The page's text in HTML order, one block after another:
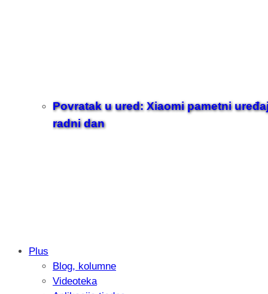
Povratak u ured: Xiaomi pametni
radni dan
Samsung otkrio kako je nastajala
donijelo tanje i izdržljivije preklopne
Plus
Blog, kolumne
Videoteka